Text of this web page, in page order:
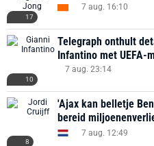
17
7 aug. 16:10
10
Telegraph onthult
Infantino met UEFA-
7 aug. 23:14
8
'Ajax kan belletje
bereid
7 aug. 12:49